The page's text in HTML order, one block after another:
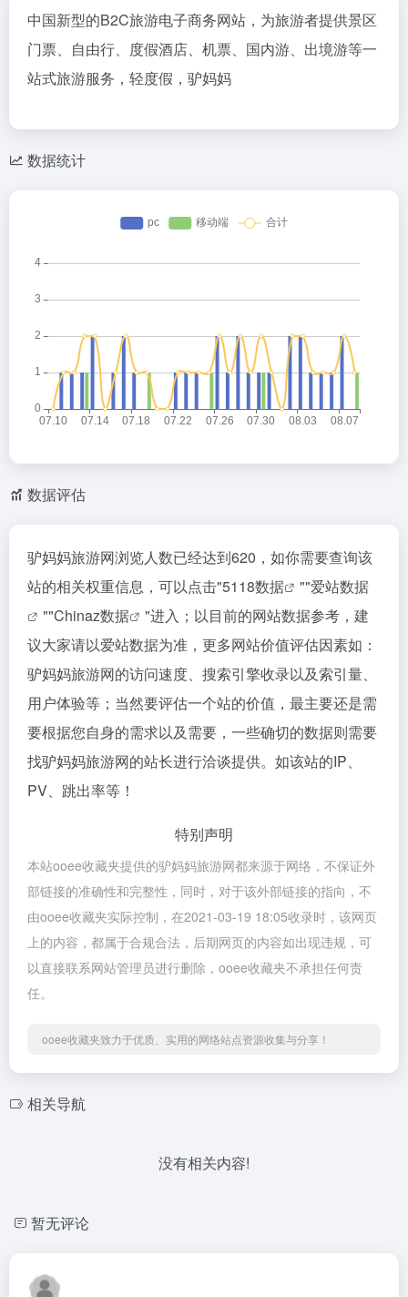
中国新型的B2C旅游电子商务网站，为旅游者提供景区
门票、自由行、度假酒店、机票、国内游、出境游等一
站式旅游服务，轻度假，驴妈妈
数据统计
数据评估
驴妈妈旅游网浏览人数已经达到620，如你需要查询该
站的相关权重信息，可以点击"5118数据 ""爱站数据
""Chinaz数据
"进入；以目前的网站数据参考，建
议大家请以爱站数据为准，更多网站价值评估因素如：
驴妈妈旅游网的访问速度、搜索引擎收录以及索引量、
用户体验等；当然要评估一个站的价值，最主要还是需
要根据您自身的需求以及需要，一些确切的数据则需要
找驴妈妈旅游网的站长进行洽谈提供。如该站的IP、
PV、跳出率等！
特别声明
本站ooee收藏夹提供的驴妈妈旅游网都来源于网络，不保证外
部链接的准确性和完整性，同时，对于该外部链接的指向，不
由ooee收藏夹实际控制，在2021-03-19 18:05收录时，该网页
上的内容，都属于合规合法，后期网页的内容如出现违规，可
以直接联系网站管理员进行删除，ooee收藏夹不承担任何责
任。
ooee收藏夹致力于优质、实用的网络站点资源收集与分享！
相关导航
没有相关内容!
暂无评论